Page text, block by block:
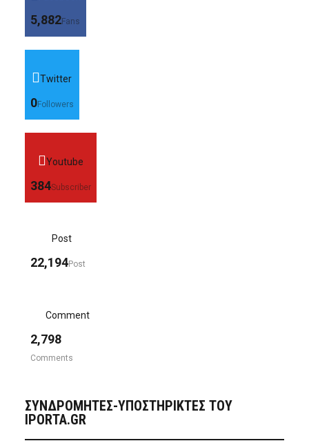
5,882Fans
Twitter
0Followers
Youtube
384Subscriber
Post
22,194Post
Comment
2,798
Comments
ΣΥΝΔΡΟΜΗΤΈΣ-ΥΠΟΣΤΗΡΙΚΤΈΣ ΤΟΥ
IPORTA.GR